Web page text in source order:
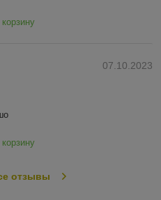
07.10.2023
отзывы